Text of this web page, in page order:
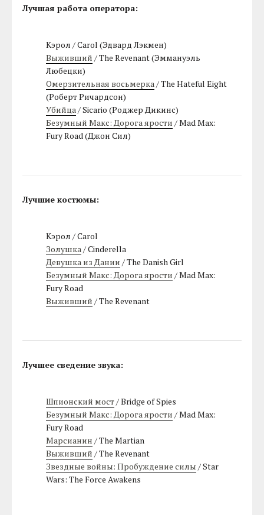
Лучшая работа оператора:
Кэрол / Carol (Эдвард Лэкмен)
Выживший / The Revenant (Эммануэль
Любецки)
Омерзительная восьмерка/ The Hateful Eight
(Роберт Ричардсон)
Убийца/ Sicario (Роджер Дикинс)
Безумный Макс: Дорога ярости / Mad Max:
Fury Road (Джон Сил)
Лучшие костюмы:
Кэрол / Carol
Золушка/ Cinderella
Девушка из Дании / The Danish Girl
Безумный Макс: Дорога ярости / Mad Max:
Fury Road
Выживший / The Revenant
Лучшее сведение звука:
Шпионский мост/ Bridge of Spies
Безумный Макс: Дорога ярости / Mad Max:
Fury Road
Марсианин / The Martian
Выживший / The Revenant
Звездные войны: Пробуждение силы / Star
Wars: The Force Awakens